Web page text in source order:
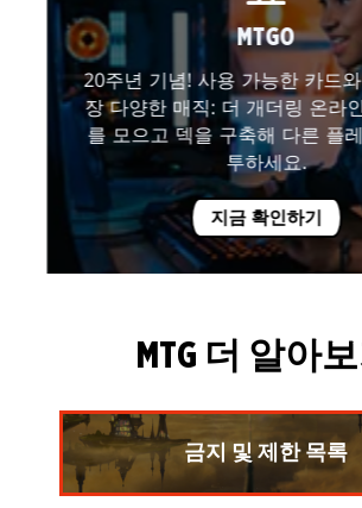
MTGO
20주년 기념! 사용 가능한 카드
장 다양한 매직: 더 개더링 온라
를 모으고 덱을 구축해 다른 플
투하세요.
지금 확인하기
MTG 더 알아보
금지 및 제한 목록